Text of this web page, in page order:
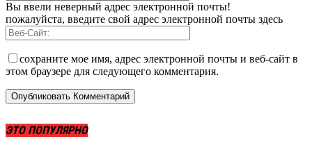
Вы ввели неверный адрес электронной почты!
пожалуйста, введите свой адрес электронной почты здесь
сохраните мое имя, адрес электронной почты и веб-сайт в
этом браузере для следующего комментария.
ЭТО ПОПУЛЯРНО